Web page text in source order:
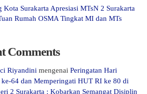
Kota Surakarta Apresiasi MTsN 2 Surakarta
Rumah OSMA Tingkat MI dan MTs
Comments
Riyandini mengenai Peringatan Hari
ke-64 dan Memperingati HUT RI ke 80 di
2 Surakarta : Kobarkan Semangat Disiplin